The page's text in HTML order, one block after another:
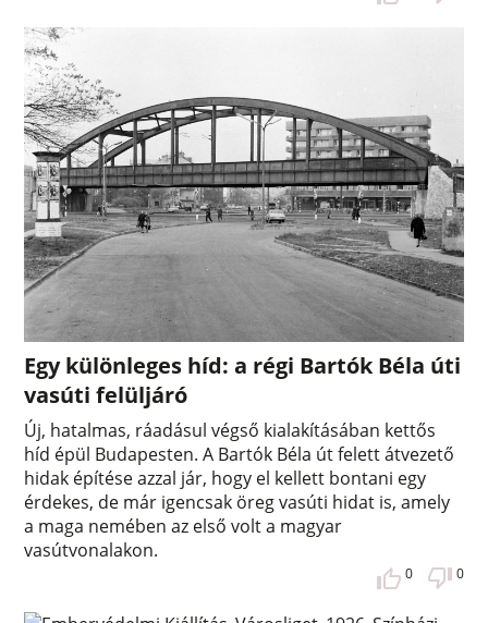
Egy különleges híd: a régi Bartók Béla úti
vasúti felüljáró
Új, hatalmas, ráadásul végső kialakításában kettős
híd épül Budapesten. A Bartók Béla út felett átvezető
hidak építése azzal jár, hogy el kellett bontani egy
érdekes, de már igencsak öreg vasúti hidat is, amely
a maga nemében az első volt a magyar
vasútvonalakon.
0 0